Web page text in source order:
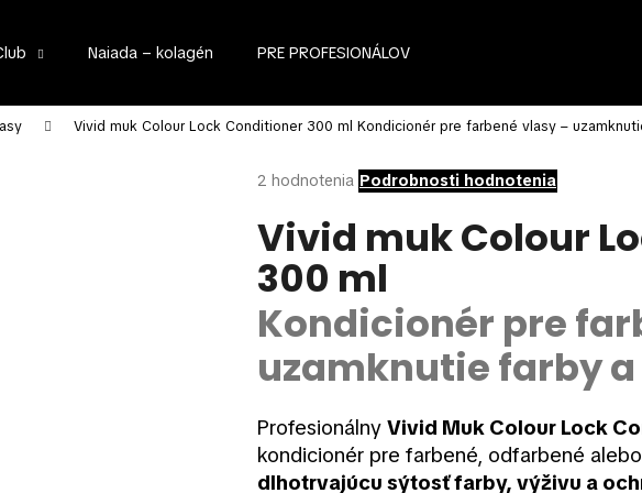
Naiada – kolagén PRE PROFESIONÁLOV
Vivid muk Colour Lock Conditioner 300 ml Kondicionér pre farbené vlasy –
Priemerné
produktu
je
5,0
z
hviezdičiek.
2 hodnotenia Podrobnosti hodnotenia
Vivid muk Colour
300 ml
Kondicionér pre
uzamknutie farby
Profesionálny Vivid Muk Colour Lock
kondicionér pre farbené, odfarbené
dlhotrvajúcu sýtosť farby, výživu a
Čo potrebujete nájsť?